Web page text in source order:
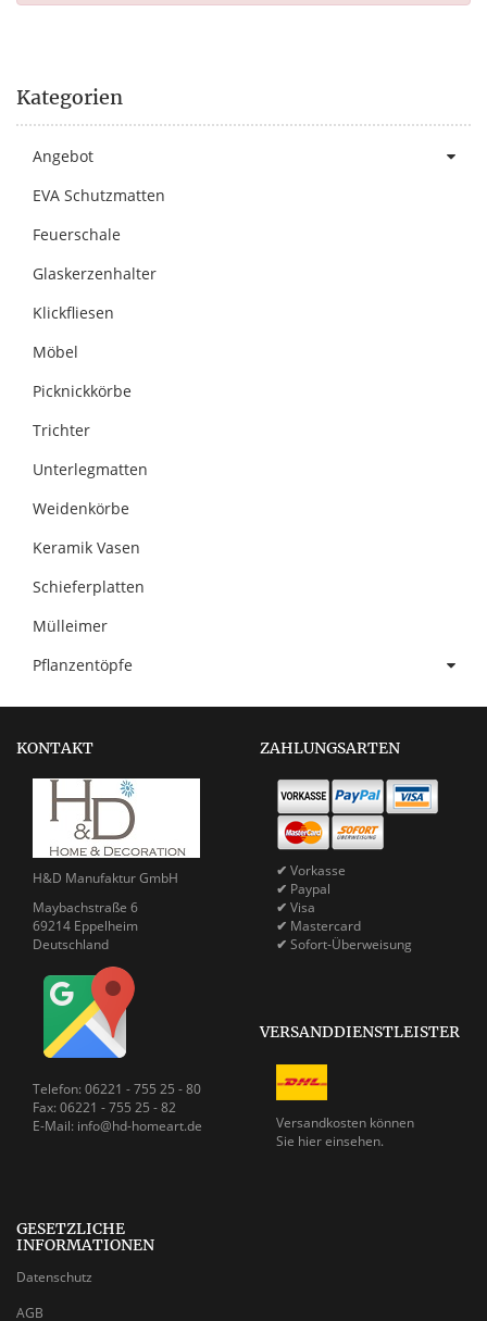
Kategorien
Angebot
EVA Schutzmatten
Feuerschale
Glaskerzenhalter
Klickfliesen
Möbel
Picknickkörbe
Trichter
Unterlegmatten
Weidenkörbe
Keramik Vasen
Schieferplatten
Mülleimer
Pflanzentöpfe
KONTAKT
H&D Manufaktur GmbH
Maybachstraße 6
69214 Eppelheim
Deutschland
Telefon: 06221 - 755 25 - 80
Fax: 06221 - 755 25 - 82
E-Mail: info@hd-homeart.de
ZAHLUNGSARTEN
✔ Vorkasse
✔ Paypal
✔ Visa
✔ Mastercard
✔ Sofort-Überweisung
VERSANDDIENSTLEISTER
Versandkosten können
Sie hier einsehen.
GESETZLICHE
INFORMATIONEN
Datenschutz
AGB